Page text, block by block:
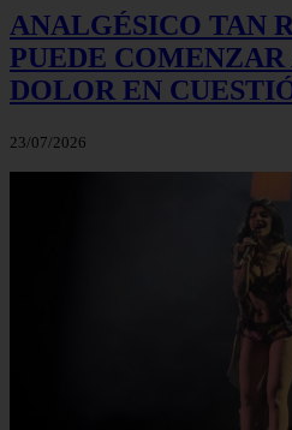
ANALGÉSICO TAN
PUEDE
DOLOR EN
23/07/2026